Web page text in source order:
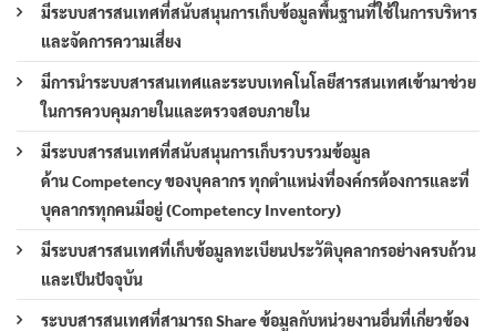
มีระบบสารสนเทศที่สนับสนุนการเก็บข้อมูลพื้นฐานที่ใช้ในการบริหาร
และจัดการความเสี่ยง
มีการนำระบบสารสนเทศและระบบเทคโนโลยีสารสนเทศเข้ามาช่วย
ในการควบคุมภายในและตรวจสอบภายใน
มีระบบสารสนเทศที่สนับสนุนการเก็บรวบรวมข้อมูล
ด้าน Competency ของบุคลากร ทุกตำแหน่งที่องค์กรต้องการและที่
บุคลากรทุกคนมีอยู่ (Competency Inventory)
มีระบบสารสนเทศที่เก็บข้อมูลทะเบียนประวัติบุคลากรอย่างครบถ้วน
และเป็นปัจจุบัน
ระบบสารสนเทศที่สามารถ Share ข้อมูลกับหน่วยงานอื่นที่เกี่ยวข้อง